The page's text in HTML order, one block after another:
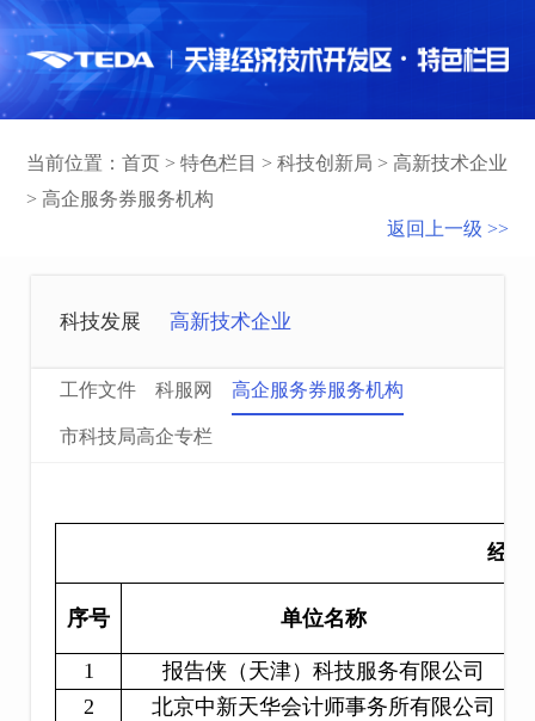
当前位置：首页 >特色栏目 >科技创新局 >高新技术企业
>高企服务券服务机构
返回上一级 >>
科技发展 高新技术企业
工作文件 科服网 高企服务券服务机构
市科技局高企专栏
经
序号 单位名称
1
报告侠（天津）科技服务有限公司
2
北京中新天华会计师事务所有限公司